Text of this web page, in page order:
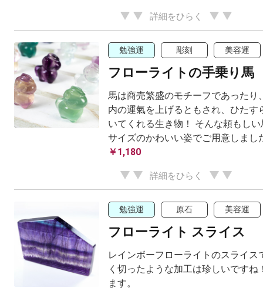
詳細をひらく
勉強運 彫刻 美容運
フローライトの手乗り馬
馬は商売繁盛のモチーフであったり
内の運氣を上げるともされ、ひたす
いてくれる生き物！ そんな頼もし
サイズのかわいい姿でご用意しまし
￥1,180
詳細をひらく
勉強運 原石 美容運
フローライト スライス
レインボーフローライトのスライス
く切ったような加工は珍しいですね
ます。